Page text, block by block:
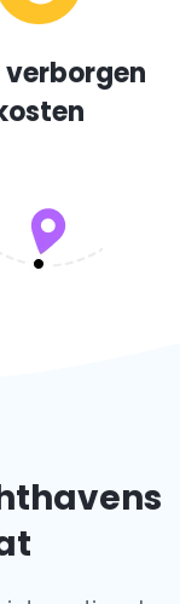
verborgen